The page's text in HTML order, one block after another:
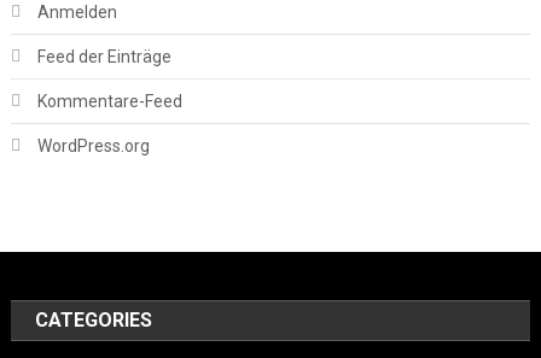
Anmelden
Feed der Einträge
Kommentare-Feed
WordPress.org
CATEGORIES